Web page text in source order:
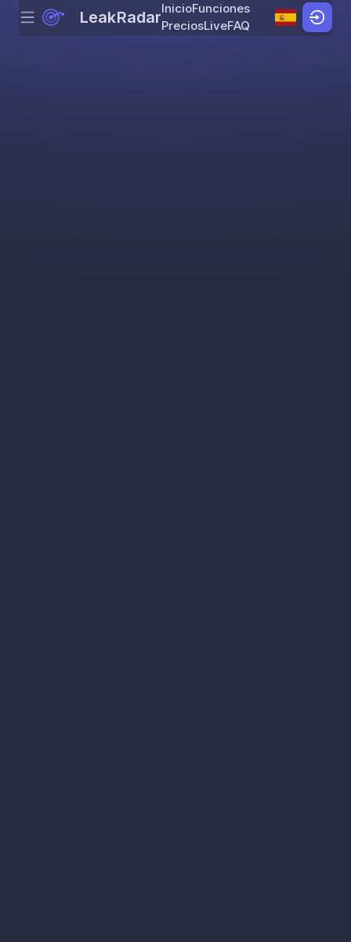
Skip to content
Menu LeakRadarInicioFunciones
PreciosLiveFAQ